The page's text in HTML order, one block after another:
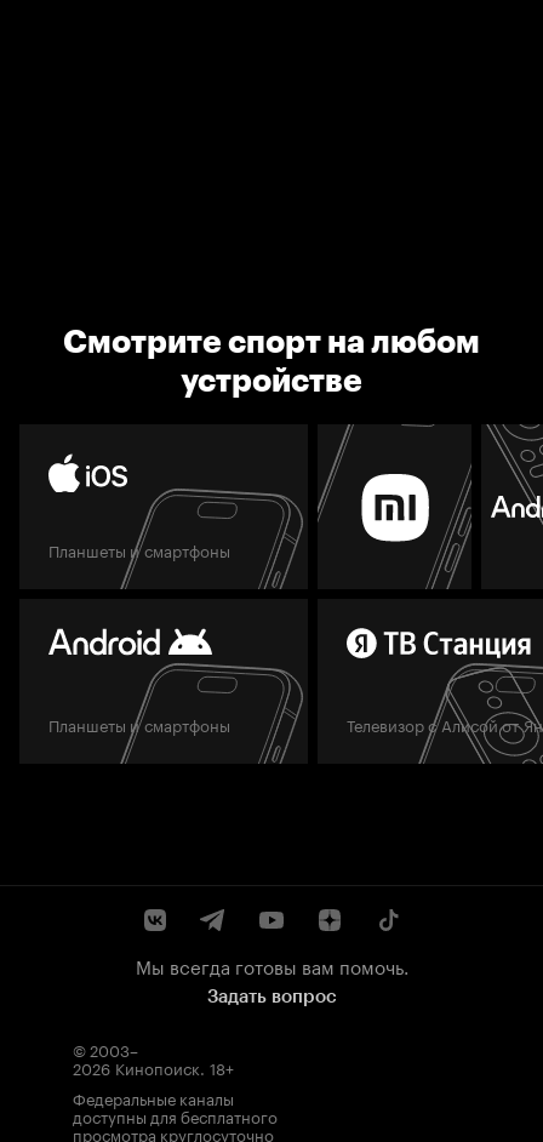
Смотрите спорт на любом
устройстве
Планшеты и смартфоны
Планшеты и смартфоны Телевизор с Алисой от
Мы всегда готовы вам помочь.
Задать вопрос
© 2003–
2026 Кинопоиск. 18+
Федеральные каналы
доступны для бесплатного
просмотра круглосуточно